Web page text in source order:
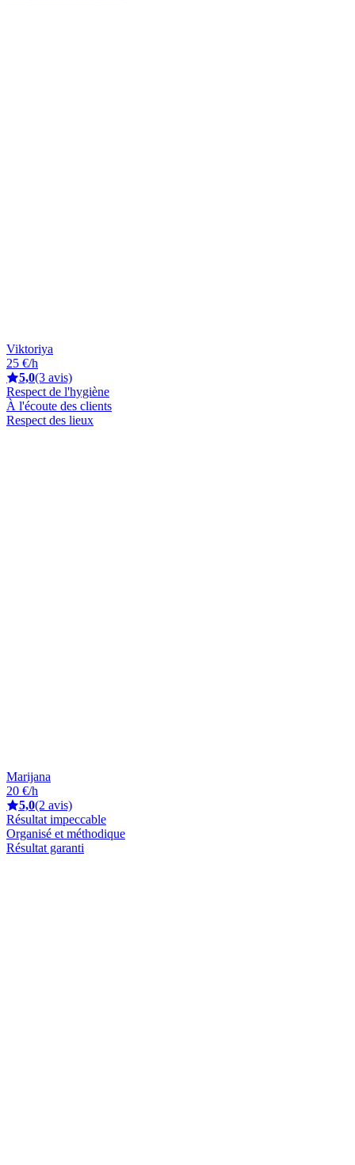
Viktoriya
25 €/h
5,0(3 avis)
Respect de l'hygiène
À l'écoute des clients
Respect des lieux
Marijana
20 €/h
5,0(2 avis)
Résultat impeccable
Organisé et méthodique
Résultat garanti